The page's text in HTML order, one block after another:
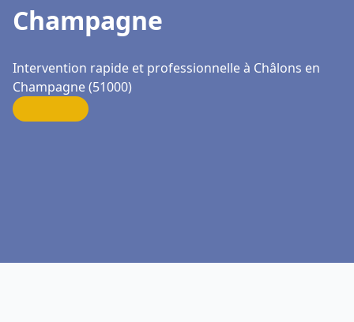
Champagne
Intervention rapide et professionnelle à Châlons en
Champagne (51000)